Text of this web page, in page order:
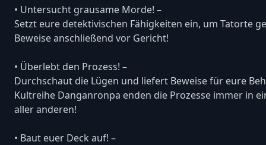
• Untersucht grausame Morde! –
Setzt eure detektivischen Fähigkeiten ein, um Tatorte
Beweise anschließend vor Gericht!
• Überlebt den Prozess! –
Durchschaut die Lügen und liefert Beweise für eure
Kultreihe Danganronpa enden die Prozesse immer in
aller anderen!
• Baut euer Deck auf! –